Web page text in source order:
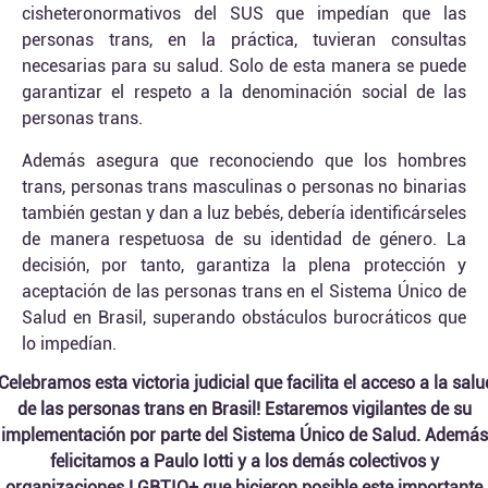
cisheteronormativos del SUS que impedían que las
personas trans, en la práctica, tuvieran consultas
necesarias para su salud. Solo de esta manera se puede
garantizar el respeto a la denominación social de las
personas trans.
Además asegura que reconociendo que los hombres
trans, personas trans masculinas o personas no binarias
también gestan y dan a luz bebés, debería identificárseles
de manera respetuosa de su identidad de género. La
decisión, por tanto, garantiza la plena protección y
aceptación de las personas trans en el Sistema Único de
Salud en Brasil, superando obstáculos burocráticos que
lo impedían.
esta victoria judicial que facilita el acceso a la
de las personas trans en Brasil! Estaremos vigilantes de su
implementación por parte del Sistema Único de Salud. Además
felicitamos a Paulo Iotti y a los demás colectivos y